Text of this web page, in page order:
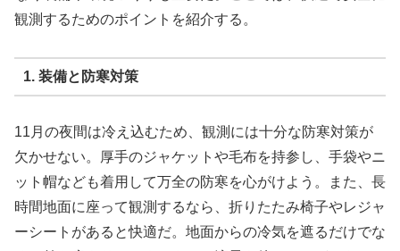
観測するためのポイントを紹介する。
1. 装備と防寒対策
11月の夜間は冷え込むため、観測には十分な防寒対策が
欠かせない。厚手のジャケットや毛布を持参し、手袋やニ
ット帽なども着用して万全の防寒を心がけよう。また、長
時間地面に座って観測するなら、折りたたみ椅子やレジャ
ーシートがあると快適だ。地面からの冷気を遮るだけでな